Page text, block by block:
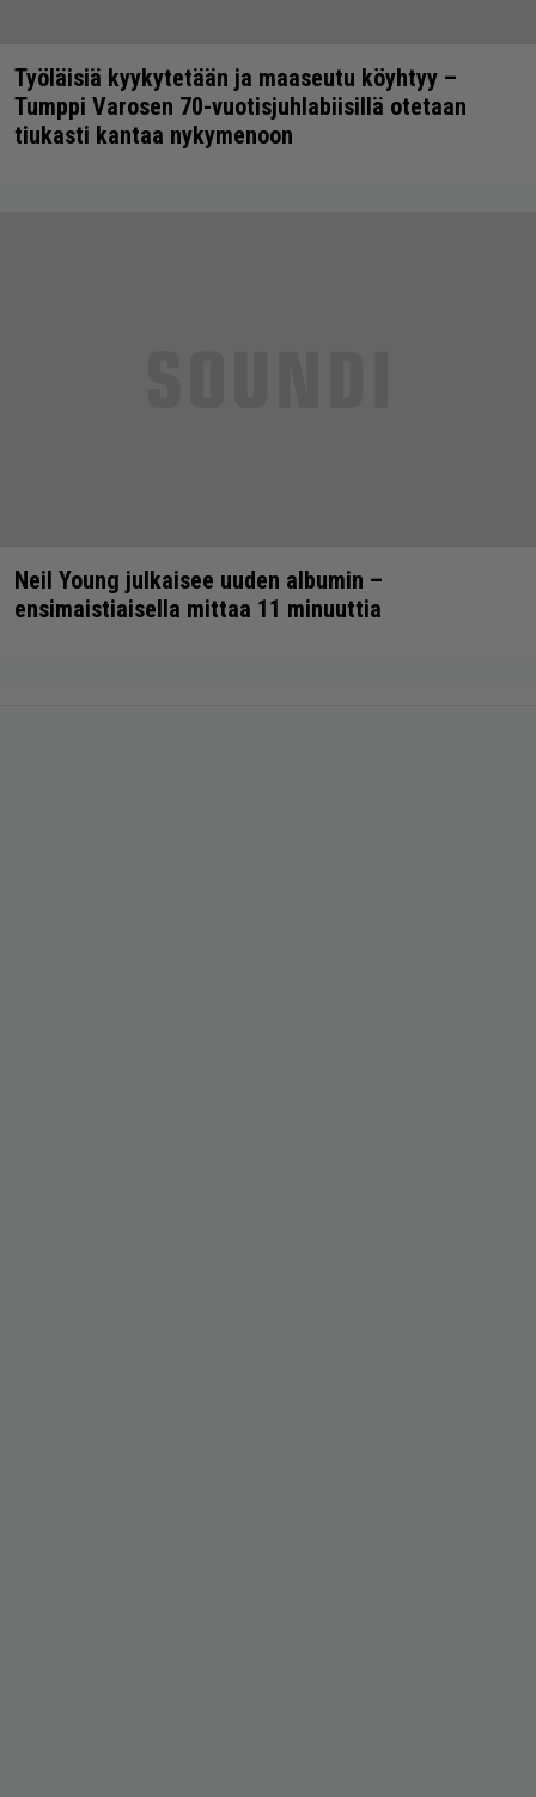
Työläisiä kyykytetään ja maaseutu köyhtyy –
Tumppi Varosen 70-vuotisjuhlabiisillä otetaan
tiukasti kantaa nykymenoon
Neil Young julkaisee uuden albumin –
ensimaistiaisella mittaa 11 minuuttia